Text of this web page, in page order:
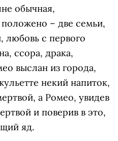
обычная,
– две семьи,
любовь с первого
ссора, драка,
выслан из города,
некий напиток,
а Ромео, увидев
и поверив в это,
яд.